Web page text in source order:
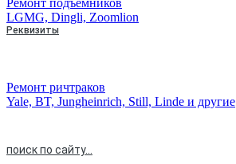
Реквизиты
Вакансии
поиск по сайту...
Ремонт подъемников
LGMG, Dingli, Zoomlion
Ремонт ричтраков
Yale, BT, Jungheinrich, Still, Linde и другие